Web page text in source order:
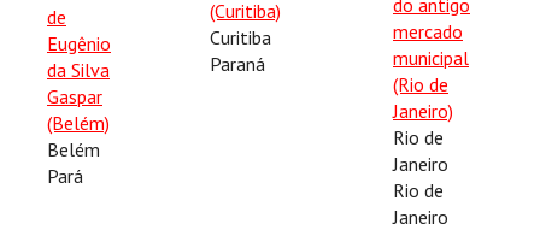
de
Eugênio
da Silva
Gaspar
(Belém)
Belém
Pará
(Curitiba)
Curitiba
Paraná
mercado
municipal
(Rio de
Janeiro)
Rio de
Janeiro
Rio de
Janeiro